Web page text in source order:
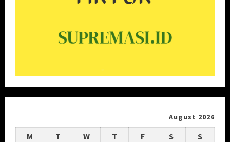
August 2026
M T W T F S S